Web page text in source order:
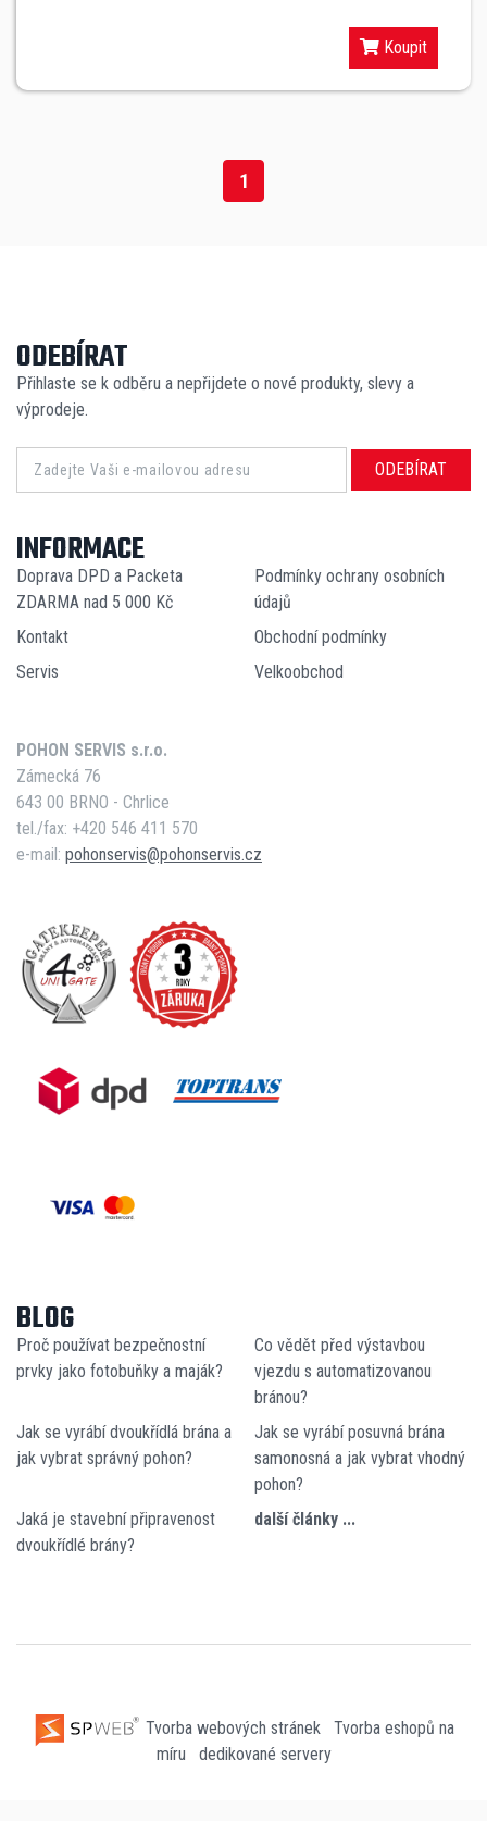
Koupit
1
ODEBÍRAT
Přihlaste se k odběru a nepřijdete o nové produkty, slevy a
výprodeje.
ODEBÍRAT
INFORMACE
Doprava DPD a Packeta
ZDARMA nad 5 000 Kč
Podmínky ochrany osobních
údajů
Kontakt
Obchodní podmínky
Servis
Velkoobchod
POHON SERVIS s.r.o.
Zámecká 76
643 00 BRNO - Chrlice
tel./fax: +420 546 411 570
e-mail: pohonservis@pohonservis.cz
BLOG
Proč používat bezpečnostní
prvky jako fotobuňky a maják?
Co vědět před výstavbou
vjezdu s automatizovanou
bránou?
Jak se vyrábí dvoukřídlá brána a
jak vybrat správný pohon?
Jak se vyrábí posuvná brána
samonosná a jak vybrat vhodný
pohon?
Jaká je stavební připravenost
dvoukřídlé brány?
další články ...
Tvorba webových stránek
Tvorba eshopů na
míru
dedikované servery